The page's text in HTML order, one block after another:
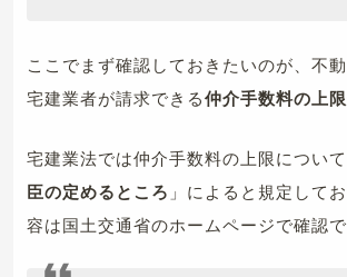
ここでまず確認しておきたいのが、不
宅建業者が請求できる仲介手数料の上
宅建業法では仲介手数料の上限につい
臣の定めるところ 」によると規定して
容は国土交通省のホームページで確認で